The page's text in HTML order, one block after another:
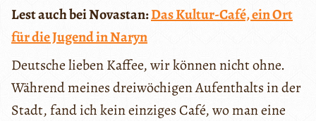
Lest auch bei Novastan:Das Kultur-Café, ein Ort
für die Jugend in Naryn
Deutsche lieben Kaffee, wir können nicht ohne.
Während meines dreiwöchigen Aufenthalts in der
Stadt, fand ich kein einziges Café, wo man eine